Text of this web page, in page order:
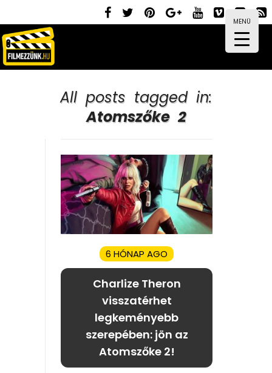
MENÜ
All posts tagged in:
Atomszőke 2
6 HÓNAP AGO
Charlize Theron
visszatérhet
legkeményebb
szerepében: jön az
Atomszőke 2!